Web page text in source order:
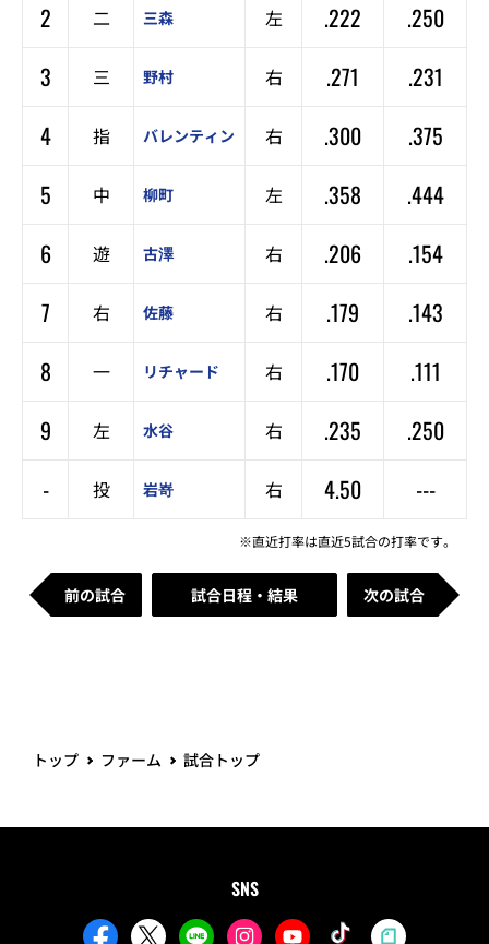
2
二 三森 左 .222
.250
3
三 野村 右 .271
.231
4
指 バレンティン 右 .300
.375
5
中 柳町 左 .358
.444
6
遊 古澤 右 .206
.154
7
右 佐藤 右 .179
.143
8
一 リチャード 右 .170
.111
9
左 水谷 右 .235
.250
-
投 岩嵜 右 4.50 ---
※直近打率は直近5試合の打率です。
前の試合 試合日程・結果 次の試合
トップ ファーム 試合トップ
SNS